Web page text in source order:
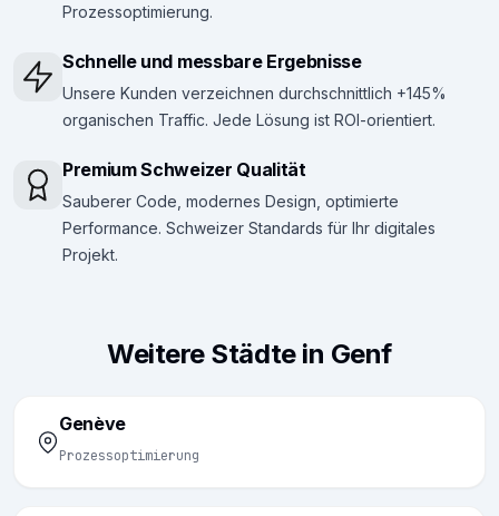
Prozessoptimierung.
Schnelle und messbare Ergebnisse
Unsere Kunden verzeichnen durchschnittlich +145%
organischen Traffic. Jede Lösung ist ROI-orientiert.
Premium Schweizer Qualität
Sauberer Code, modernes Design, optimierte
Performance. Schweizer Standards für Ihr digitales
Projekt.
Weitere Städte in Genf
Genève
Prozessoptimierung